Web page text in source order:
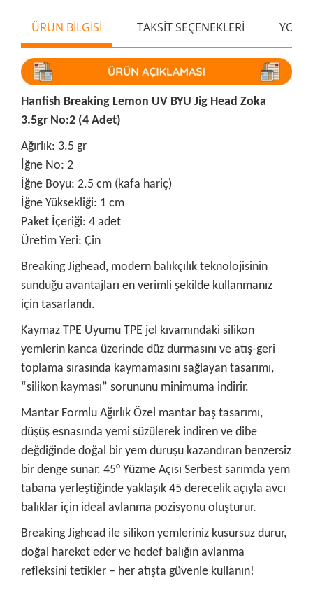
ÜRÜN BİLGİSİ TAKSİT SEÇENEKLERİ
Hanfish Breaking Lemon UV BYU Jig Head Zoka
3.5gr No:2 (4 Adet)
Ağırlık: 3.5 gr
İğne No: 2
İğne Boyu: 2.5 cm (kafa hariç)
İğne Yüksekliği: 1 cm
Paket İçeriği: 4 adet
Üretim Yeri: Çin
Breaking Jighead, modern balıkçılık teknolojisinin
sunduğu avantajları en verimli şekilde kullanmanız
için tasarlandı.
Kaymaz TPE Uyumu TPE jel kıvamındaki silikon
yemlerin kanca üzerinde düz durmasını ve atış-geri
toplama sırasında kaymamasını sağlayan tasarımı,
“silikon kayması” sorununu minimuma indirir.
Mantar Formlu Ağırlık Özel mantar baş tasarımı,
düşüş esnasında yemi süzülerek indiren ve dibe
değdiğinde doğal bir yem duruşu kazandıran benzersiz
bir denge sunar. 45° Yüzme Açısı Serbest sarımda yem
tabana yerleştiğinde yaklaşık 45 derecelik açıyla avcı
balıklar için ideal avlanma pozisyonu oluşturur.
Breaking Jighead ile silikon yemleriniz kusursuz durur,
doğal hareket eder ve hedef balığın avlanma
refleksini tetikler – her atışta güvenle kullanın!